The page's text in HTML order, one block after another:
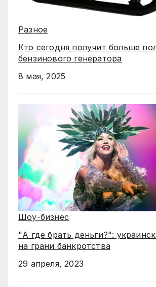
Разное
Кто сегодня получит больше
бензинового генератора
8 мая, 2025
Шоу-бизнес
"А где брать деньги?":
на грани банкротства
29 апреля, 2023